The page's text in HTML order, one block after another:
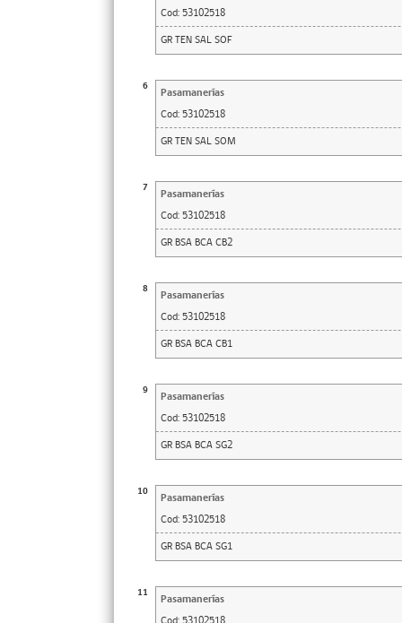
Cod: 53102518
GR TEN SAL SOF
6
Pasamanerías
Cod: 53102518
GR TEN SAL SOM
7
Pasamanerías
Cod: 53102518
GR BSA BCA CB2
8
Pasamanerías
Cod: 53102518
GR BSA BCA CB1
9
Pasamanerías
Cod: 53102518
GR BSA BCA SG2
10
Pasamanerías
Cod: 53102518
GR BSA BCA SG1
11
Pasamanerías